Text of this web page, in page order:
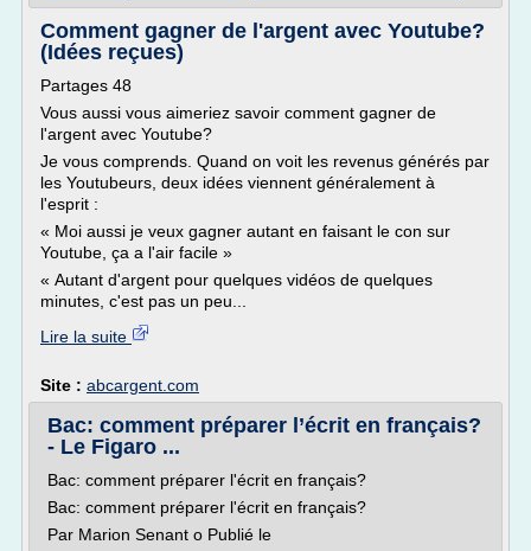
Comment gagner de l'argent avec Youtube?
(Idées reçues)
Partages 48
Vous aussi vous aimeriez savoir comment gagner de
l'argent avec Youtube?
Je vous comprends. Quand on voit les revenus générés par
les Youtubeurs, deux idées viennent généralement à
l'esprit :
« Moi aussi je veux gagner autant en faisant le con sur
Youtube, ça a l'air facile »
« Autant d'argent pour quelques vidéos de quelques
minutes, c'est pas un peu...
Lire la suite
Site : abcargent.com
Bac: comment préparer l’écrit en français?
- Le Figaro ...
Bac: comment préparer l'écrit en français?
Bac: comment préparer l'écrit en français?
Par Marion Senant o Publié le